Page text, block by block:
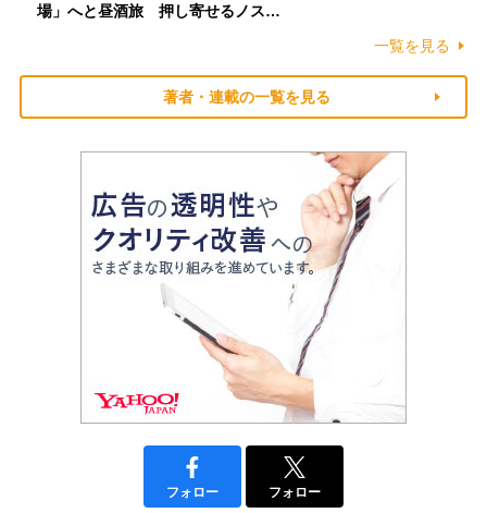
場」へと昼酒旅 押し寄せるノス…
一覧を見る
著者・連載の一覧を見る
フォロー フォロー